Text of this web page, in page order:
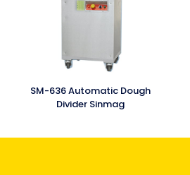
SM-636 Automatic Dough
Divider Sinmag